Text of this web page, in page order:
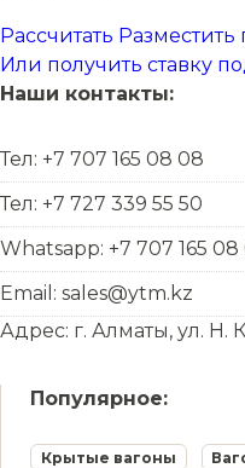
Рассчитать Разместить
Или получить ставку
Наши контакты:
Тел: +7 707 165 08 08
Тел: +7 727 339 55 50
Whatsapp: +7 707 165 08
Email: sales@ytm.kz
Адрес: г. Алматы, ул. Н.
Популярное:
Крытые вагоны